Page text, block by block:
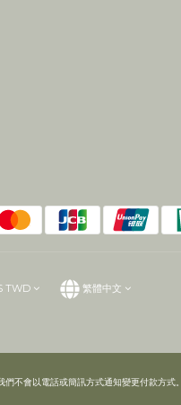
TWD 繁體中文
們不會以電話或簡訊方式通知變更付款方式。